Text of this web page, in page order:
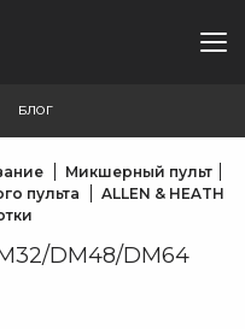
БЛОГ
Микшерный пульт
пульта
ALLEN & HEATH
DM48/DM64